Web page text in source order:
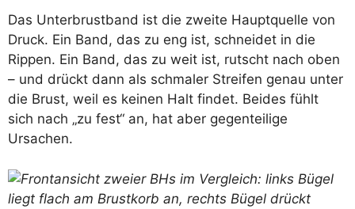
Das Unterbrustband ist die zweite Hauptquelle von
Druck. Ein Band, das zu eng ist, schneidet in die
Rippen. Ein Band, das zu weit ist, rutscht nach oben
– und drückt dann als schmaler Streifen genau unter
die Brust, weil es keinen Halt findet. Beides fühlt
sich nach „zu fest“ an, hat aber gegenteilige
Ursachen.